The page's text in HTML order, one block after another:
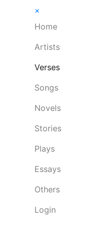
×
Home
Artists
Verses
Songs
Novels
Stories
Plays
Essays
Others
Login